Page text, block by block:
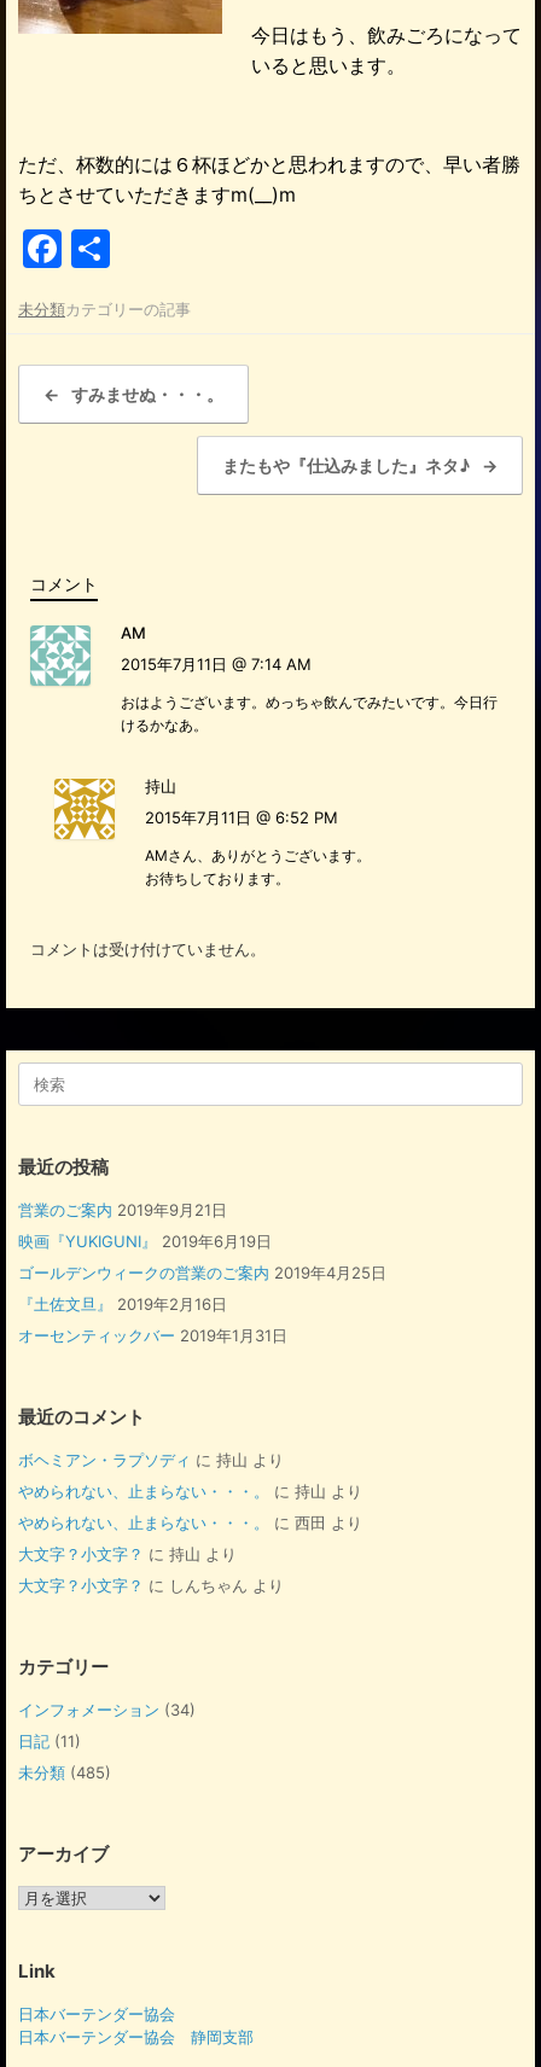
今日はもう、飲みごろになって
いると思います。
ただ、杯数的には６杯ほどかと思われますので、早い者勝
ちとさせていただきますm(__)m
F
c
e
b
未分類カテゴリーの記事
投稿ナビゲーション
← すみませぬ・・・。
またもや『仕込みました』ネタ♪ →
コメント
AM
2015年7月11日 @ 7:14 AM
おはようございます。めっちゃ飲んでみたいです。今日行
けるかなあ。
持山
2015年7月11日 @ 6:52 PM
AMさん、ありがとうございます。
お待ちしております。
コメントは受け付けていません。
最近の投稿
営業のご案内 2019年9月21日
映画『YUKIGUNI』
2019年6月19日
ゴールデンウィークの営業のご案内 2019年4月25日
『土佐文旦』
2019年2月16日
オーセンティックバー 2019年1月31日
最近のコメント
ボヘミアン・ラプソディ に 持山 より
やめられない、止まらない・・・。
に 持山 より
やめられない、止まらない・・・。
に 西田 より
大文字？小文字？ に 持山 より
大文字？小文字？ に しんちゃん より
カテゴリー
インフォメーション (34)
日記 (11)
未分類 (485)
アーカイブ
ア
イ
Link
日本バーテンダー協会
日本バーテンダー協会 静岡支部